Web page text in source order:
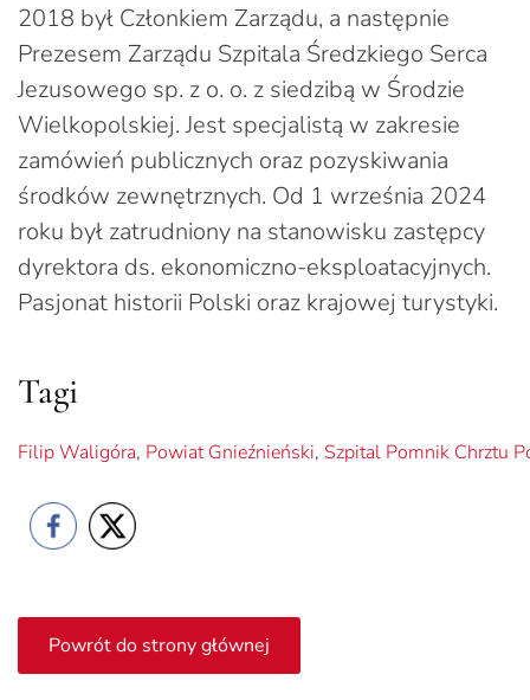
2018 był Członkiem Zarządu, a następnie
Prezesem Zarządu Szpitala Średzkiego Serca
Jezusowego sp. z o. o. z siedzibą w Środzie
Wielkopolskiej. Jest specjalistą w zakresie
zamówień publicznych oraz pozyskiwania
środków zewnętrznych. Od 1 września 2024
roku był zatrudniony na stanowisku zastępcy
dyrektora ds. ekonomiczno-eksploatacyjnych.
Pasjonat historii Polski oraz krajowej turystyki.
Tagi
Filip Waligóra, Powiat Gnieźnieński, Szpital Pomnik Chrztu
Powrót do strony głównej